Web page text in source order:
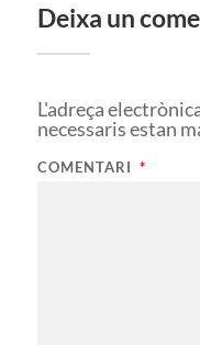
Deixa un
L'adreça
necessaris estan
COMENTARI *